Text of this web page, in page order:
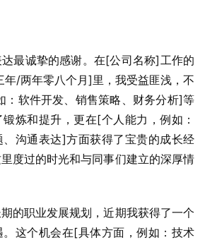
最诚挚的感谢。在[公司名称]工作的
年/两年零八个月]里，我受益匪浅，不
：软件开发、销售策略、财务分析]等
炼和提升，更在[个人能力，例如：
沟通表达]方面获得了宝贵的成长经
度过的时光和与同事们建立的深厚情
的职业发展规划，近期我获得了一个
这个机会在[具体方面，例如：技术